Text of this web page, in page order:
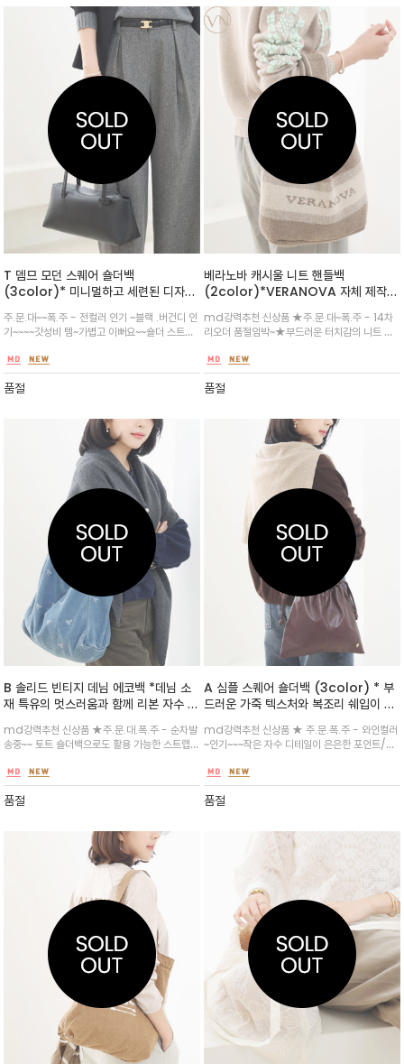
T 뎀므 모던 스퀘어 숄더백
(3color)* 미니멀하고 세련된 디자인
리는 베이직한 디자인으로, 데일리백 또
는 오피스룩에 세련된 포인트로 활용하
기 좋은 아이템
주.문.대~~폭.주 - 전컬러 인기 ~블랙 .버건디 인
기~~~~갓성비 템~가볍고 이뻐요~~숄더 스트랩
으며, 가방 입구는 마그네틱 스냅 버튼으로 간편
하게 여닫을 수 있습
품절
베라노바 캐시울 니트 핸들백
(2color)*VERANOVA 자체 제작
디자인이 돋보이는 니트 마켓 데일리 백
md강력추천 신상품 ★주.문.대~폭.주 - 14차
리오더 품절임박~★부드러운 터치감의 니트 소
짜임으로 들어가 있어 고급스러우면서도 캐주얼
한 무드를 연출/니트웨어와 함께 매치하여 따뜻
하고 감각적인 톤온톤 스타일링
품절
B 솔리드 빈티지 데님 에코백 *데님 소
재 특유의 멋스러움과 함께 리본 자수 또
md강력추천 신상품 ★주.문.대.폭.주 - 순차발
송중~~ 토트 숄더백으로도 활용 가능한 스트랩
는 사이즈/자연스럽게 떨어지는 쉐입이 멋스럽
습니다.
품절
A 심플 스퀘어 숄더백 (3color) * 부
드러운 가죽 텍스처와 복조리 쉐입이 매
을 조여 자연스러운 셔링을 만들 수 있으
며, 물건을 안전하게 보관
md강력추천 신상품 ★ 주.문.폭.주 - 와인컬러
~인기~~~작은 자수 디테일이 은은한 포인트/내
을 쉽게 확인할 수 있습니다. 가볍고 수납력이 좋
아 데일리백으로 활용
품절